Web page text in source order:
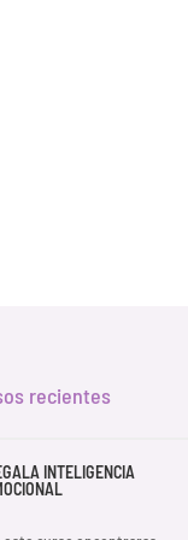
recientes
INTELIGENCIA